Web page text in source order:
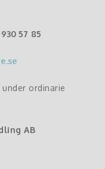
57 85
ordinarie
AB